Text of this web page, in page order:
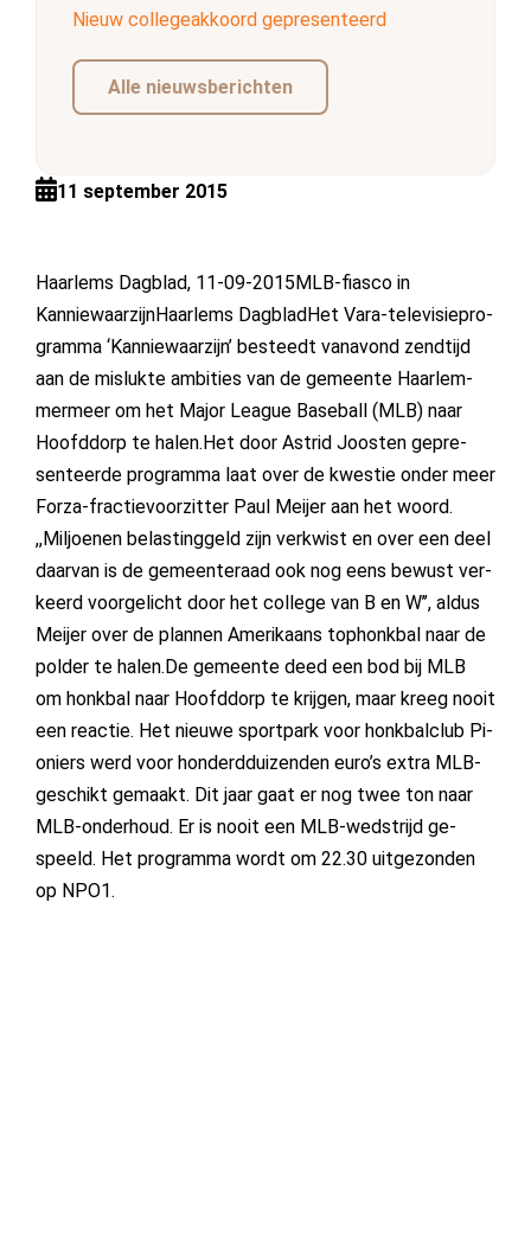
Nieuw collegeakkoord gepresenteerd
Alle nieuwsberichten
11 september 2015
Haarlems Dagblad, 11-09-2015MLB-fiasco in
KanniewaarzijnHaarlems DagbladHet Vara-te­le­vi­sie­pro­
gram­ma ‘Kan­nie­waar­zijn’ be­steedt van­avond zend­tijd
aan de mis­luk­te am­bi­ties van de ge­meen­te Haar­lem­
mer­meer om het Ma­jor Le­a­gue Ba­se­ball (MLB) naar
Hoofd­dorp te ha­len.Het door Astrid Joos­ten ge­pre­
sen­teer­de pro­gram­ma laat over de kwes­tie on­der meer
For­za-frac­tie­voor­zit­ter Paul Meij­er aan het woord.
,,Mil­joe­nen be­las­ting­geld zijn ver­kwist en over een deel
daar­van is de ge­meen­te­raad ook nog eens be­wust ver­
keerd voor­ge­licht door het col­le­ge van B en W’’, al­dus
Meij­er over de plan­nen Ame­ri­kaans top­honk­bal naar de
pol­der te ha­len.De ge­meen­te deed een bod bij MLB
om honk­bal naar Hoofd­dorp te krij­gen, maar kreeg nooit
een re­ac­tie. Het nieu­we sport­park voor honk­bal­club Pi­
o­niers werd voor hon­derd­dui­zen­den eu­ro’s ex­tra MLB-
ge­schikt ge­maakt. Dit jaar gaat er nog twee ton naar
MLB-on­der­houd. Er is nooit een MLB-wed­strijd ge­
speeld. Het pro­gram­ma wordt om 22.30 uit­ge­zon­den
op NPO1.